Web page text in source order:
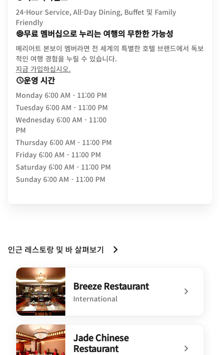
24-Hour Service, All-Day Dining, Buffet 및 Family
Friendly
무료 멤버십으로 누리는 여행의 무한한 가능성
메리어트 본보이 멤버라면 전 세계의 특별한 호텔 브랜드에서 독보
적인 여행 경험을 누릴 수 있습니다.
지금 가입하십시오.
운영 시간
Monday 6:00 AM - 11:00 PM
Tuesday 6:00 AM - 11:00 PM
Wednesday 6:00 AM - 11:00
PM
Thursday 6:00 AM - 11:00 PM
Friday 6:00 AM - 11:00 PM
Saturday 6:00 AM - 11:00 PM
Sunday 6:00 AM - 11:00 PM
인근 레스토랑 및 바 살펴보기
Breeze Restaurant
International
undefined Breeze Restaurant
Jade Chinese
Restaurant